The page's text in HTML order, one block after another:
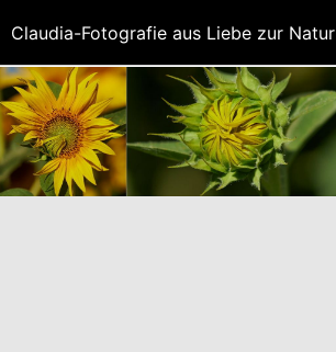
Claudia-Fotografie aus Liebe zur Natur